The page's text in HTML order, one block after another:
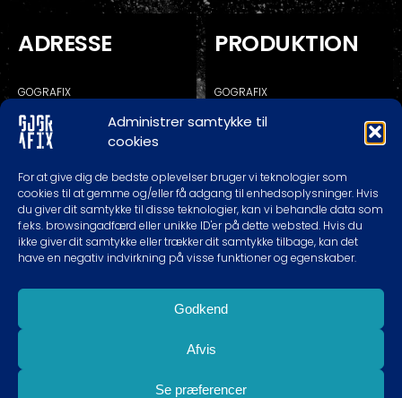
Administrer samtykke til
cookies
For at give dig de bedste oplevelser bruger vi teknologier som
cookies til at gemme og/eller få adgang til enhedsoplysninger. Hvis
du giver dit samtykke til disse teknologier, kan vi behandle data som
f.eks. browsingadfærd eller unikke ID'er på dette websted. Hvis du
ikke giver dit samtykke eller trækker dit samtykke tilbage, kan det
have en negativ indvirkning på visse funktioner og egenskaber.
Godkend
Afvis
Se præferencer
ADRESSE
GOGRAFIX
4200 SLAGELSE
PRODUKTION
GOGRAFIX
4200 SLAGELSE
TELEFON TIDER
FREDAG: 10.00 – 16.00
SØNDAG: LUKKET
KONTAKT
INFO@GOGRAFIX.DK